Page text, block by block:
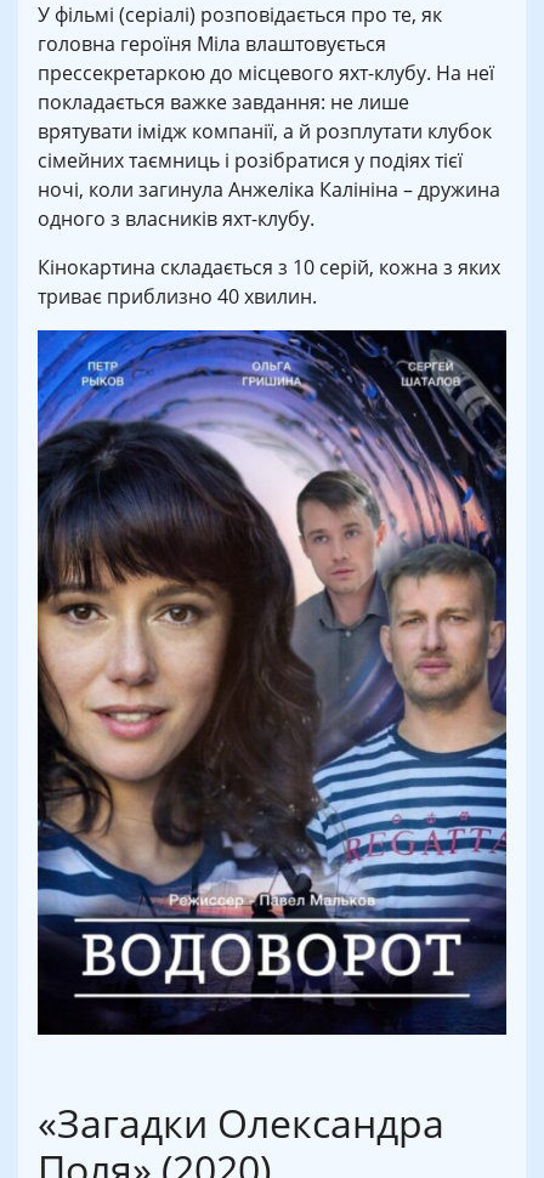
У фільмі (серіалі) розповідається про те, як
головна героїня Міла влаштовується
прессекретаркою до місцевого яхт-клубу. На неї
покладається важке завдання: не лише
врятувати імідж компанії, а й розплутати клубок
сімейних таємниць і розібратися у подіях тієї
ночі, коли загинула Анжеліка Калініна – дружина
одного з власників яхт-клубу.
Кінокартина складається з 10 серій, кожна з яких
триває приблизно 40 хвилин.
«Загадки Олександра